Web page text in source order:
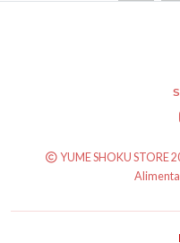
YUME SHOKU STORE